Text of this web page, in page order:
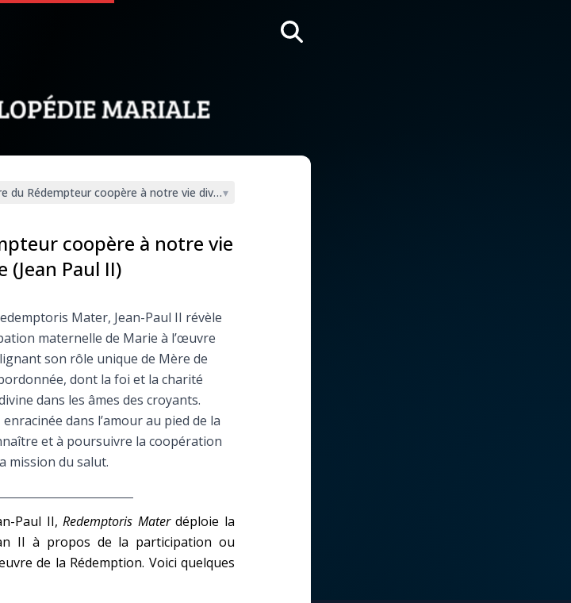
Facebook Infos légales
le monde
du Rédempteur coopère à notre vie divine (Jean Paul II)
▾
coopère à notre vie
(Jean Paul II)
Mater, Jean-Paul II révèle
maternelle de Marie à l’œuvre
son rôle unique de Mère de
dont la foi et la charité
dans les âmes des croyants.
dans l’amour au pied de la
et à poursuivre la coopération
mission du salut.
Paul II,Redemptoris Materdéploie la
II à propos de la participation ou
de la Rédemption. Voici quelques